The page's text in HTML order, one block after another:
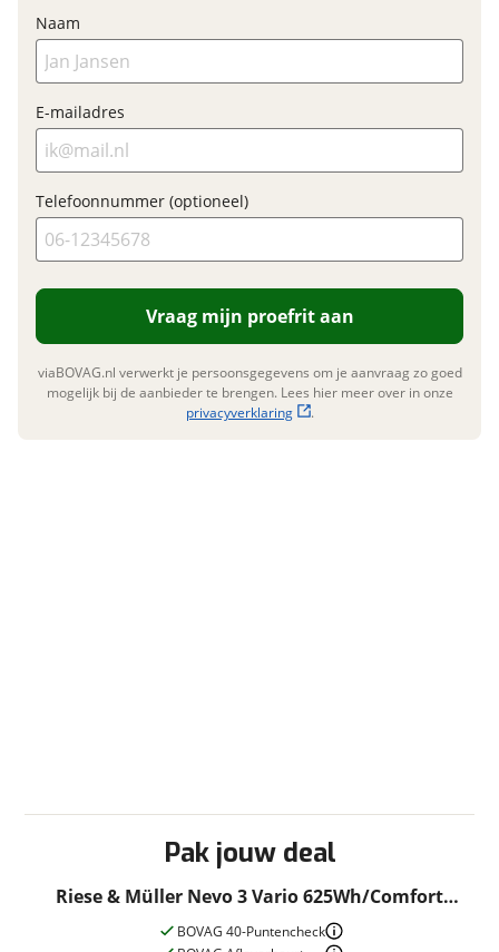
BTW/marge
Bijtellingspercentage
Nieuwprijs
€ 5.192,90
Garanties
BOVAG Garantie
Pak jouw deal
Riese & Müller Nevo 3 Vario 625Wh/Comfort
Dames Lunar Grey Metallic 51cm 2022
BOVAG 40-Puntencheck
Naam
E-mailadres
Telefoonnummer (optioneel)
Vraag mijn proefrit aan
viaBOVAG.nl verwerkt je persoonsgegevens om je aanvraag zo goed
mogelijk bij de aanbieder te brengen. Lees hier meer over in onze
privacyverklaring
.